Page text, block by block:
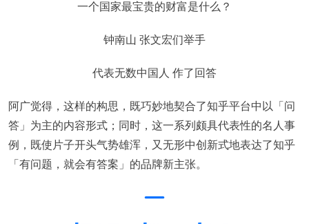
一个国家最宝贵的财富是什么？
钟南山 张文宏们举手
代表无数中国人 作了回答
阿广觉得，这样的构思，既巧妙地契合了知乎平台中以「问
答」为主的内容形式；同时，这一系列颇具代表性的名人事
例，既使片子开头气势雄浑，又无形中创新式地表达了知乎
「有问题，就会有答案」的品牌新主张。